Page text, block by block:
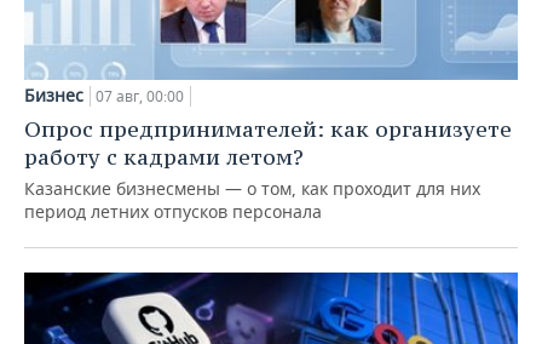
Бизнес 07 авг, 00:00
Опрос предпринимателей: как организуете
работу с кадрами летом?
Казанские бизнесмены — о том, как проходит для них
период летних отпусков персонала